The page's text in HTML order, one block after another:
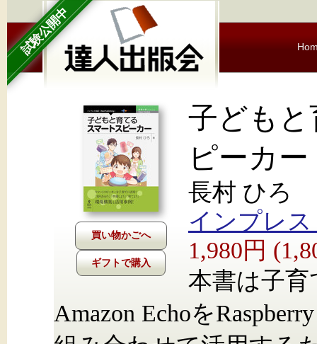
試験公開中
ギフトで購入
子ども
ピーカー
長村 ひろ
インプレス
1,980円
本書は子育
Amazon Echoを